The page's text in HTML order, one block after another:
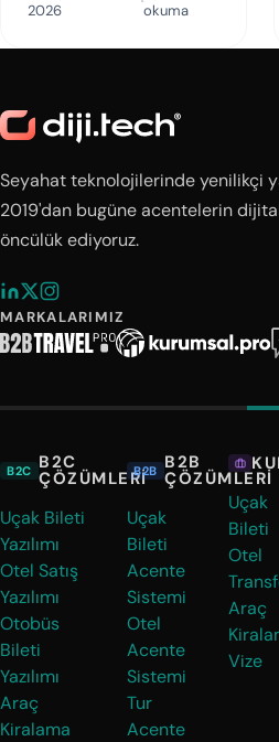
2026
okuma
Seyahat teknolojilerinde yenilikçi
2019'dan bugüne acentelerin
öncülük ediyoruz.
MARKALARIMIZ
B2C B2C
ÇÖZÜMLERI
Uçak Bileti
Yazılımı
Otel Satış
Yazılımı
Otobüs
Bileti
Yazılımı
Araç
Kiralama
B2B B2B
ÇÖZÜMLERI
Uçak
Bileti
Acente
Sistemi
Otel
Acente
Sistemi
Tur
Acente
Uçak
Bileti
Otel
Araç
Vize